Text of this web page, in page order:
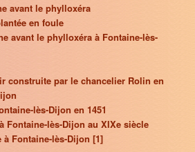
avant le phylloxéra
en foule
avant le phylloxéra à Fontaine-lès-
construite par le chancelier Rolin en
lès-Dijon en 1451
Fontaine-lès-Dijon au XIXe siècle
Fontaine-lès-Dijon [1]